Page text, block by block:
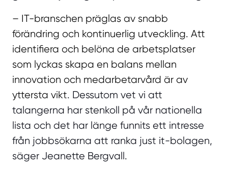
– IT-branschen präglas av snabb
förändring och kontinuerlig utveckling. Att
identifiera och belöna de arbetsplatser
som lyckas skapa en balans mellan
innovation och medarbetarvård är av
yttersta vikt. Dessutom vet vi att
talangerna har stenkoll på vår nationella
lista och det har länge funnits ett intresse
från jobbsökarna att ranka just it-bolagen,
säger Jeanette Bergvall.